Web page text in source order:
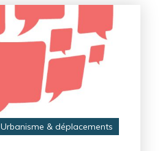
Urbanisme & déplacements